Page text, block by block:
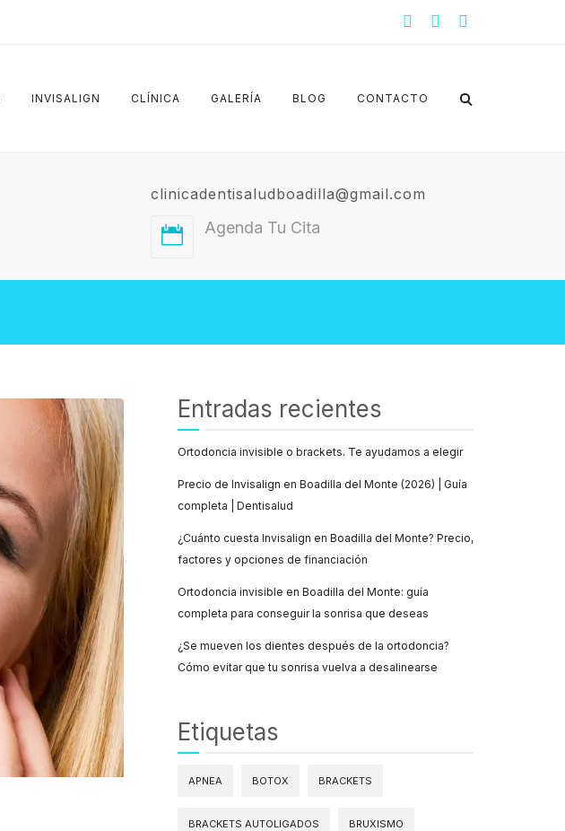
INVISALIGN CLÍNICA GALERÍA BLOG CONTACTO
clinicadentisaludboadilla@gmail.com
Agenda Tu Cita
Entradas recientes
Ortodoncia invisible o brackets. Te ayudamos a elegir
Precio de Invisalign en Boadilla del Monte (2026) | Guía
completa | Dentisalud
¿Cuánto cuesta Invisalign en Boadilla del Monte? Precio,
factores y opciones de financiación
Ortodoncia invisible en Boadilla del Monte: guía
completa para conseguir la sonrisa que deseas
¿Se mueven los dientes después de la ortodoncia?
Cómo evitar que tu sonrisa vuelva a desalinearse
Etiquetas
APNEA BOTOX BRACKETS
BRACKETS AUTOLIGADOS BRUXISMO